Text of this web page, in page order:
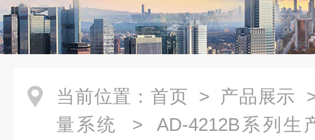
当前位置： 首页 > 产品展示
量系统 > AD-4212B系列生